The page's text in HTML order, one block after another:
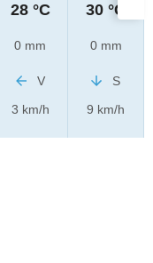
28 °C
0 mm
V
3 km/h
30 °C
0 mm
S
9 km/h